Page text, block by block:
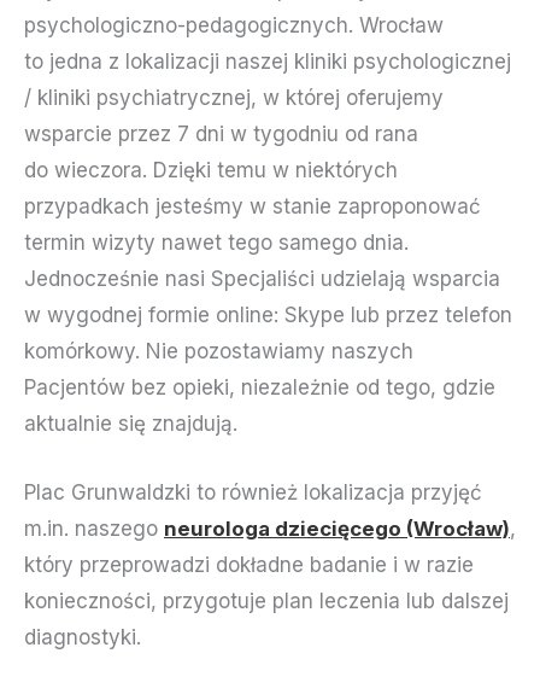
psychologiczno-pedagogicznych. Wrocław
to jedna z lokalizacji naszej kliniki psychologicznej
/ kliniki psychiatrycznej, w której oferujemy
wsparcie przez 7 dni w tygodniu od rana
do wieczora. Dzięki temu w niektórych
przypadkach jesteśmy w stanie zaproponować
termin wizyty nawet tego samego dnia.
Jednocześnie nasi Specjaliści udzielają wsparcia
w wygodnej formie online: Skype lub przez telefon
komórkowy. Nie pozostawiamy naszych
Pacjentów bez opieki, niezależnie od tego, gdzie
aktualnie się znajdują.
Plac Grunwaldzki to również lokalizacja przyjęć
m.in. naszego neurologa dziecięcego (Wrocław),
który przeprowadzi dokładne badanie i w razie
konieczności, przygotuje plan leczenia lub dalszej
diagnostyki.